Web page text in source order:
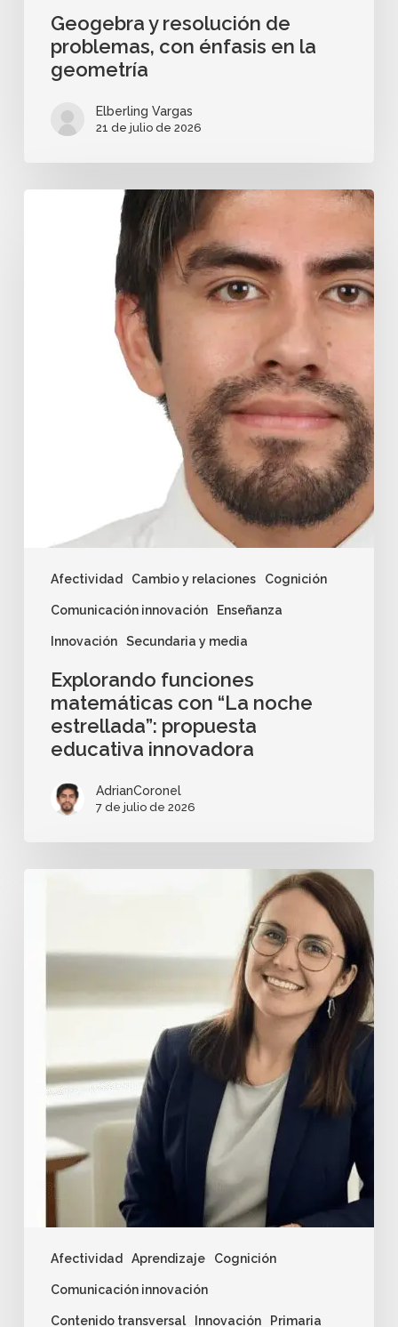
Geogebra y resolución de
problemas, con énfasis en la
geometría
Elberling Vargas
21 de julio de 2026
Afectividad Cambio y relaciones Cognición
Comunicación innovación Enseñanza
Innovación Secundaria y media
Explorando funciones
matemáticas con “La noche
estrellada”: propuesta
educativa innovadora
AdrianCoronel
7 de julio de 2026
Afectividad Aprendizaje Cognición
Comunicación innovación
Contenido transversal Innovación Primaria